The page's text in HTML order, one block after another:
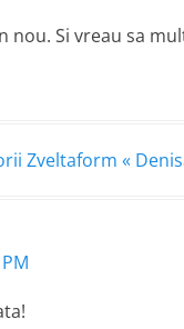
Si vreau sa
Zveltaform «